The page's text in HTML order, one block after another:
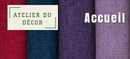
Panneau de gestion des cookies
Accueil